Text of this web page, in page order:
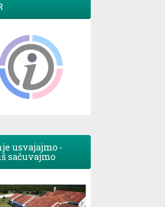
usvajajmo -
sačuvajmo